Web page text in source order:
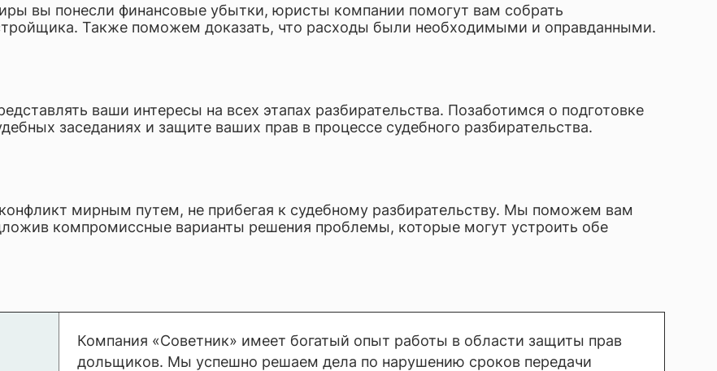
вы понесли финансовые убытки, юристы компании помогут вам собрать
Также поможем доказать, что расходы были необходимыми и оправданными.
ваши интересы на всех этапах разбирательства. Позаботимся о подготовке
заседаниях и защите ваших прав в процессе судебного разбирательства.
мирным путем, не прибегая к судебному разбирательству. Мы поможем вам
компромиссные варианты решения проблемы, которые могут устроить обе
Компания «Советник» имеет богатый опыт работы в области защиты прав
дольщиков. Мы успешно решаем дела по нарушению сроков передачи